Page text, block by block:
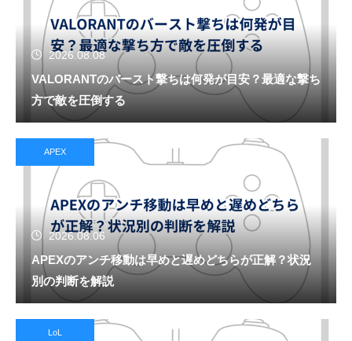
2026.08.08
VALORANTのバースト撃ちは何発が目安？最適な撃ち
方で敵を圧倒する
APEX
2026.08.06
APEXのアンチ移動は早めと遅めどちらが正解？状況
別の判断を解説
LoL